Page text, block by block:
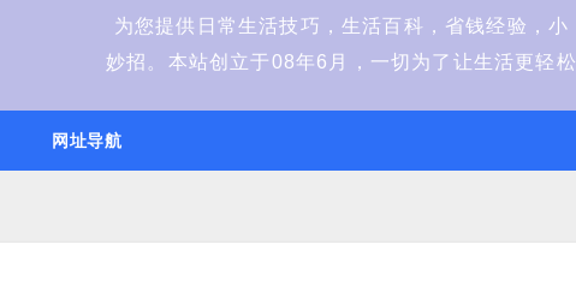
为您提供日常生活技巧，生活百科，省钱经验，小
妙招。本站创立于08年6月，一切为了让生活更轻松
网址导航